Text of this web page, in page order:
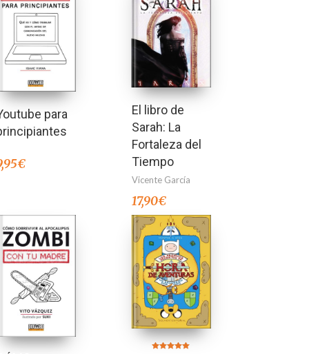
para
€
El libro de
Sarah: La
Fortaleza del
Tiempo
Vicente García
17,90€